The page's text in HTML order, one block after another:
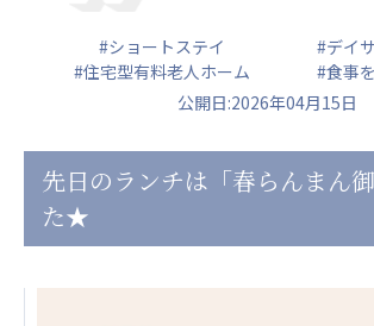
株式会社 サンガジャパン
株式会社日本遮蔽技研
株式会社Genkiリレーションズ
一般社団法人 日本高齢者福祉協会
日本高齢者福祉協会
#ショートステイ
#デイ
#住宅型有料老人ホーム
#食事
公開日:2026年04月15日
先日のランチは「春らんまん
た★